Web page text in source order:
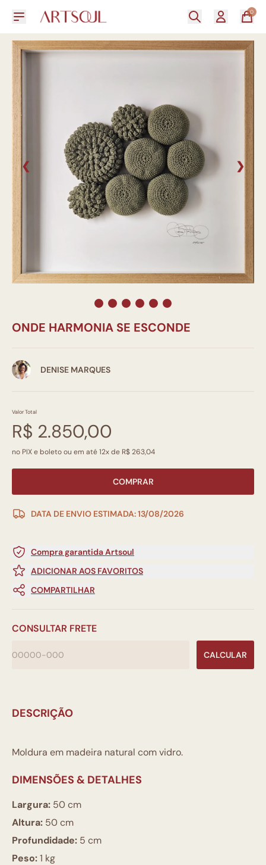
0
❮ ❯
ONDE HARMONIA SE ESCONDE
DENISE MARQUES
Valor Total
R$ 2.850,00
no PIX e boleto ou em até 12x de R$ 263,04
COMPRAR
DATA DE ENVIO ESTIMADA: 13/08/2026
Compra garantida Artsoul
ADICIONAR AOS FAVORITOS
COMPARTILHAR
CONSULTAR FRETE
CALCULAR
DESCRIÇÃO
Moldura em madeira natural com vidro.
DIMENSÕES & DETALHES
Largura: 50 cm
Altura: 50 cm
Profundidade: 5 cm
Peso:1 kg